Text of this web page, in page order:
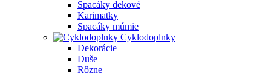
Spacáky dekové
Karimatky
Spacáky múmie
Cyklodoplnky
Dekorácie
Duše
Rôzne